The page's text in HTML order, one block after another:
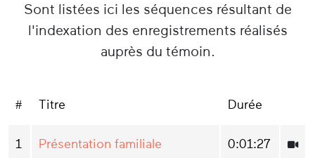
Sont listées ici les séquences résultant de
l'indexation des enregistrements réalisés
auprès du témoin.
# Titre Durée
1 Présentation familiale 0:01:27